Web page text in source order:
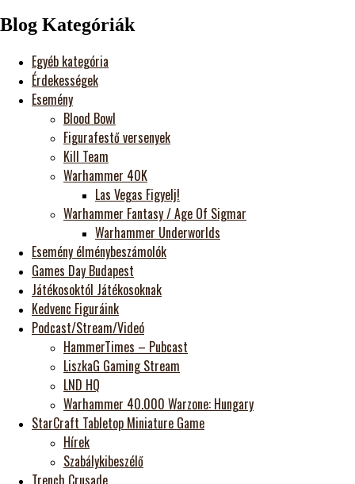
Blog Kategóriák
Egyéb kategória
Érdekességek
Esemény
Blood Bowl
Figurafestő versenyek
Kill Team
Warhammer 40K
Las Vegas Figyelj!
Warhammer Fantasy / Age Of Sigmar
Warhammer Underworlds
Esemény élménybeszámolók
Games Day Budapest
Játékosoktól Játékosoknak
Kedvenc Figuráink
Podcast/Stream/Videó
HammerTimes – Pubcast
LiszkaG Gaming Stream
LND HQ
Warhammer 40.000 Warzone: Hungary
StarCraft Tabletop Miniature Game
Hírek
Szabálykibeszélő
Trench Crusade